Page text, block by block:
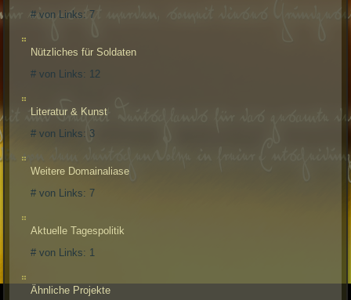
# von Links: 7
Nützliches für Soldaten
# von Links: 12
Literatur & Kunst
# von Links: 3
Weitere Domainaliase
# von Links: 7
Aktuelle Tagespolitik
# von Links: 1
Ähnliche Projekte